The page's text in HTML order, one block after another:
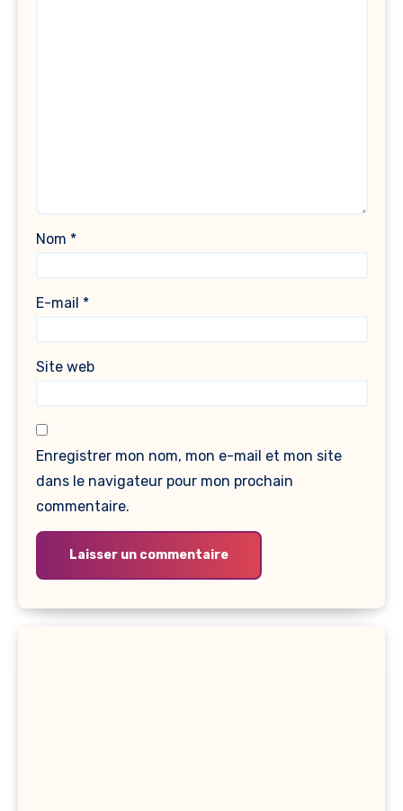
Nom *
E-mail *
Site web
Enregistrer mon nom, mon e-mail et mon site
dans le navigateur pour mon prochain
commentaire.